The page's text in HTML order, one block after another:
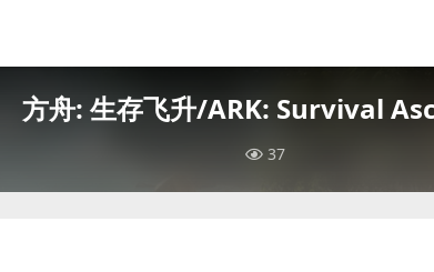
方舟: 生存飞升/ARK: Survival
37